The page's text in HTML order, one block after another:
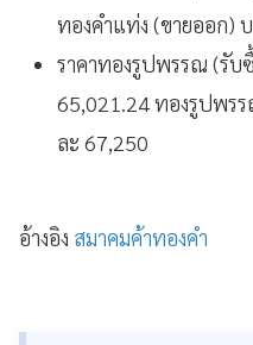
ทองคำแท่ง (ขายออก)
ราคาทองรูปพรรณ (รับ
65,021.24 ทองรูปพร
ละ 67,250
อ้างอิง สมาคมค้าทองคำ